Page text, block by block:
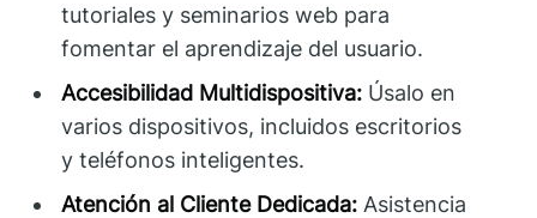
tutoriales y seminarios web para
fomentar el aprendizaje del usuario.
Accesibilidad Multidispositiva: Úsalo en
varios dispositivos, incluidos escritorios
y teléfonos inteligentes.
Atención al Cliente Dedicada: Asistencia